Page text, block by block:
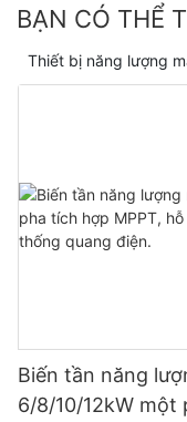
BẠN CÓ THỂ
Thiết bị năng lượng
Biến tần năng
6/8/10/12kW một